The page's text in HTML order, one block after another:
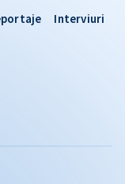
Interviuri